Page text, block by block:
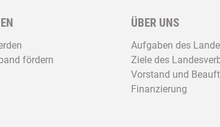
fördern
ÜBER UNS
Aufgaben des
Ziele des
Vorstand und
Finanzierung